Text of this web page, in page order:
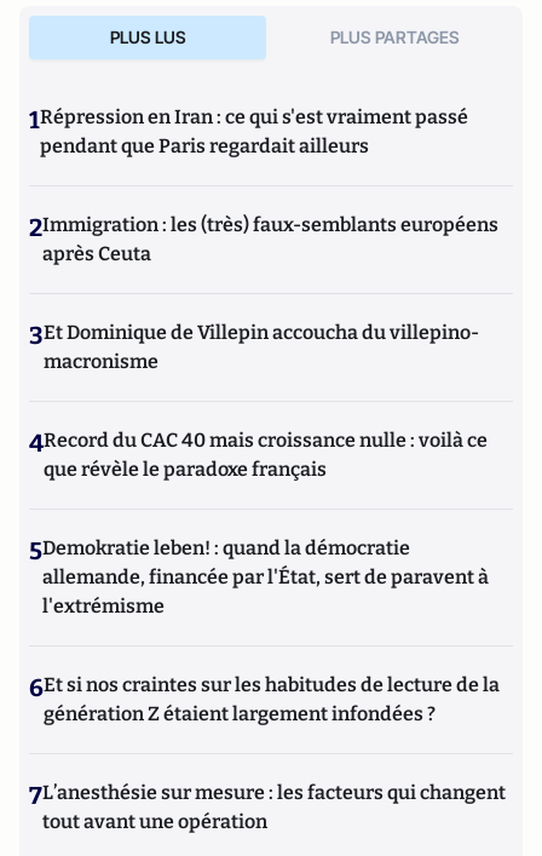
PLUS LUS PLUS PARTAGES
1Répression en Iran : ce qui s'est vraiment passé
pendant que Paris regardait ailleurs
2Immigration : les (très) faux-semblants européens
après Ceuta
3Et Dominique de Villepin accoucha du villepino-
macronisme
4Record du CAC 40 mais croissance nulle : voilà ce
que révèle le paradoxe français
5Demokratie leben! : quand la démocratie
allemande, financée par l'État, sert de paravent à
l'extrémisme
6Et si nos craintes sur les habitudes de lecture de la
génération Z étaient largement infondées ?
7L’anesthésie sur mesure : les facteurs qui changent
tout avant une opération